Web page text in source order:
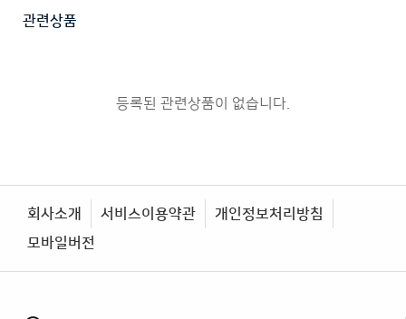
관련상품
등록된 관련상품이 없습니다.
회사소개 서비스이용약관
개인정보처리방침
모바일버전